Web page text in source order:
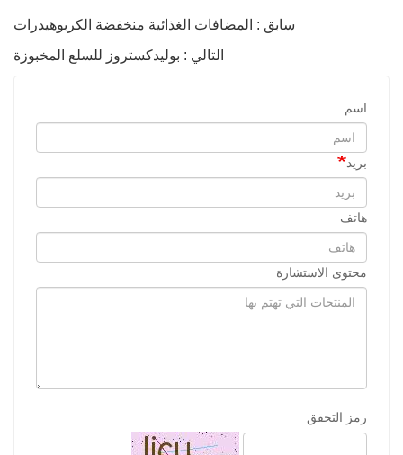
سابق : المضافات الغذائية منخفضة الكربوهيدرات
التالي : بوليدكستروز للسلع المخبوزة
اسم
بريد
هاتف
محتوى الاستشارة
رمز التحقق